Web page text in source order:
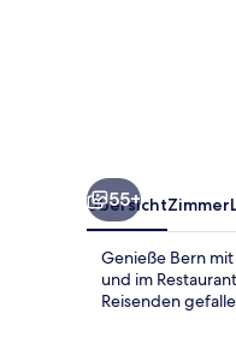
55+
ÜbersichtZimmer
Genieße Bern
und im
Reisenden